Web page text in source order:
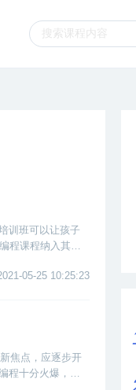
训班可以让孩子
程课程纳入其国
05-25 10:25:23
焦点，应逐步开
程十分火爆，许